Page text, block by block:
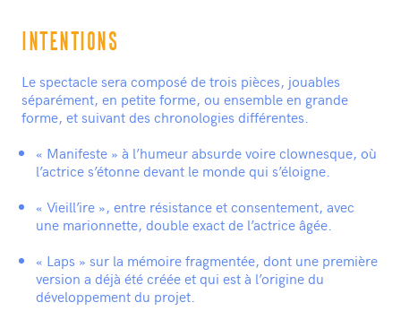
INTENTIONS
Le spectacle sera composé de trois pièces, jouables
séparément, en petite forme, ou ensemble en grande
forme, et suivant des chronologies différentes.
« Manifeste » à l’humeur absurde voire clownesque, où
l’actrice s’étonne devant le monde qui s’éloigne.
« Vieill’ire », entre résistance et consentement, avec
une marionnette, double exact de l’actrice âgée.
« Laps » sur la mémoire fragmentée, dont une première
version a déjà été créée et qui est à l’origine du
développement du projet.